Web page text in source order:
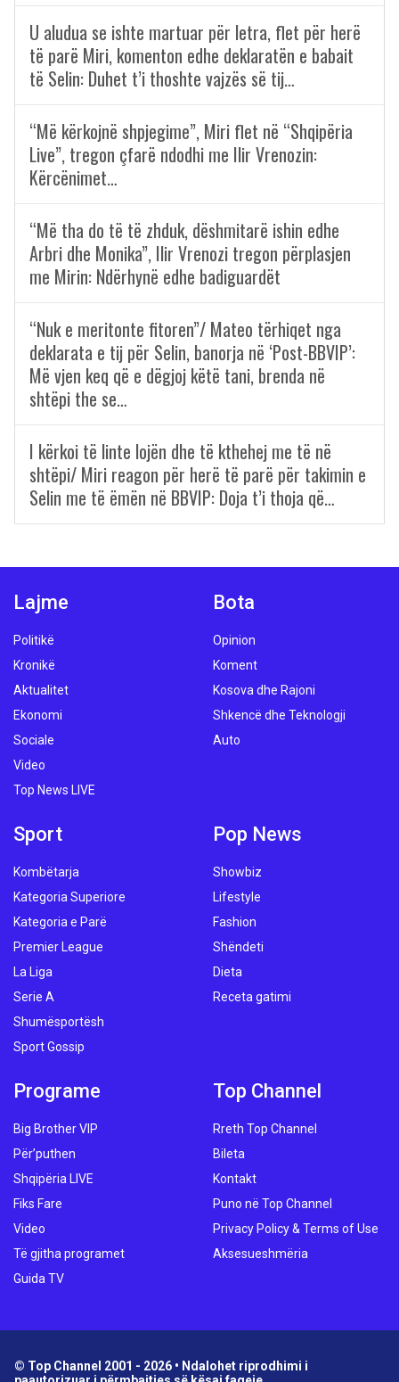
U aludua se ishte martuar për letra, flet për herë
të parë Miri, komenton edhe deklaratën e babait
të Selin: Duhet t’i thoshte vajzës së tij…
“Më kërkojnë shpjegime”, Miri flet në “Shqipëria
Live”, tregon çfarë ndodhi me Ilir Vrenozin:
Kërcënimet…
“Më tha do të të zhduk, dëshmitarë ishin edhe
Arbri dhe Monika”, Ilir Vrenozi tregon përplasjen
me Mirin: Ndërhynë edhe badiguardët
“Nuk e meritonte fitoren”/ Mateo tërhiqet nga
deklarata e tij për Selin, banorja në ‘Post-BBVIP’:
Më vjen keq që e dëgjoj këtë tani, brenda në
shtëpi the se…
I kërkoi të linte lojën dhe të kthehej me të në
shtëpi/ Miri reagon për herë të parë për takimin e
Selin me të ëmën në BBVIP: Doja t’i thoja që…
Lajme
Politikë
Kronikë
Aktualitet
Ekonomi
Sociale
Video
Top News LIVE
Bota
Opinion
Koment
Kosova dhe Rajoni
Shkencë dhe Teknologji
Auto
Sport
Kombëtarja
Kategoria Superiore
Kategoria e Parë
Premier League
La Liga
Serie A
Shumësportësh
Sport Gossip
Pop News
Showbiz
Lifestyle
Fashion
Shëndeti
Dieta
Receta gatimi
Programe
Big Brother VIP
Për’puthen
Shqipëria LIVE
Fiks Fare
Video
Të gjitha programet
Guida TV
Top Channel
Rreth Top Channel
Bileta
Kontakt
Puno në Top Channel
Privacy Policy & Terms of Use
Aksesueshmëria
© Top Channel 2001 - 2026 • Ndalohet riprodhimi i